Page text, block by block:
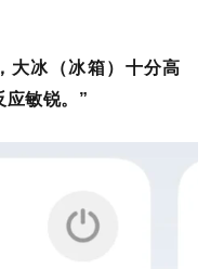
大冰（冰箱）十分高
应敏锐。”